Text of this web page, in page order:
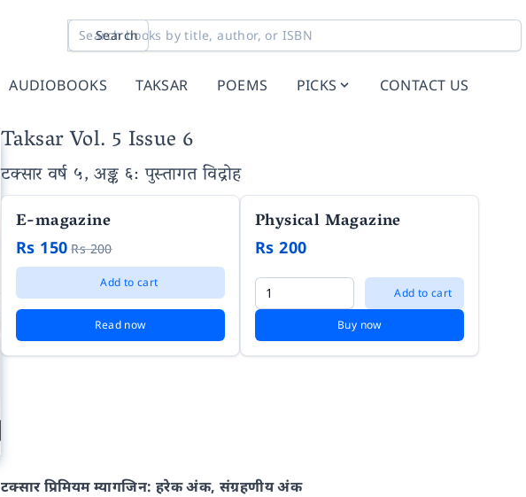
Search
AUDIOBOOKS TAKSAR POEMS PICKS CONTACT US
Taksar Vol. 5 Issue 6
टक्सार वर्ष ५, अङ्क ६: पुस्तागत विद्रोह
E-magazine
Rs 150 Rs 200
Add to cart
Read now
Physical Magazine
Rs 200
Add to cart
Buy now
टक्सार प्रिमियम म्यागजिन: हरेक अंक, संग्रहणीय अंक